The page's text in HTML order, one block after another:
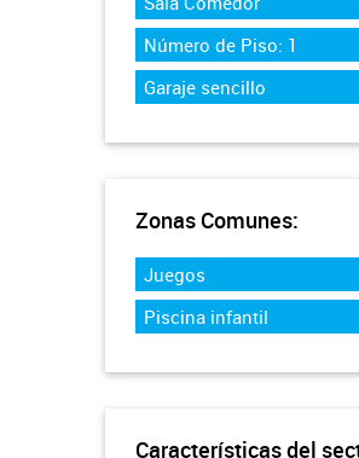
Número de Piso: 1
Garaje sencillo
Zonas Comunes:
Juegos
Piscina infantil
Características del